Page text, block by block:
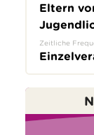
Eltern
Zeitliche